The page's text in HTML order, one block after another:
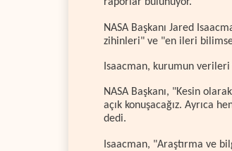
raporlar bulunuyor.
NASA Başkanı Jared
zihinleri" ve "en ileri
Isaacman, kurumun
NASA Başkanı, "Kesin
açık konuşacağız. Ayrıca
dedi.
Isaacman, "Araştırma ve